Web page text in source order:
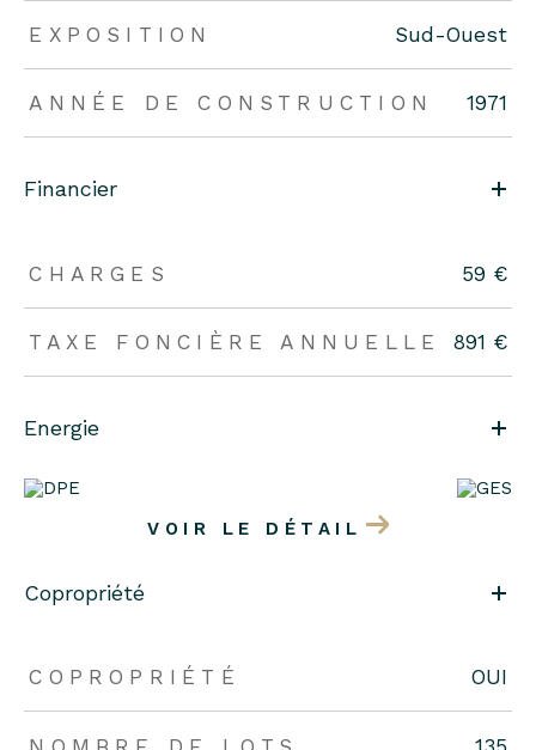
EXPOSITION Sud-Ouest
ANNÉE DE CONSTRUCTION 1971
Financier
CHARGES 59 €
TAXE FONCIÈRE ANNUELLE 891 €
Energie
VOIR LE DÉTAIL
Copropriété
COPROPRIÉTÉ OUI